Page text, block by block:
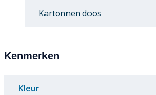
Kartonnen doos
Kenmerken
Kleur